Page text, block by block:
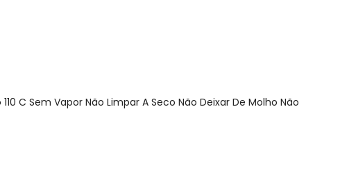
C Sem Vapor Não Limpar A Seco Não Deixar De Molho Não